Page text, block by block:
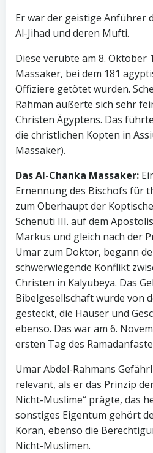
Er war der geistige
Al-Jihad und deren Mufti.
Diese verübte am 8. Oktober
Massaker, bei dem 181
Offiziere getötet wurden.
Rahman äußerte sich sehr
Christen Ägyptens. Das
die christlichen Kopten in
Massaker).
Das Al-Chanka Massaker:
Ernennung des Bischofs für
zum Oberhaupt der
Schenuti III. auf dem
Markus und gleich nach der
Umar zum Doktor, begann
schwerwiegende Konflikt
Christen in Kalyubeya. Das
Bibelgesellschaft wurde von
gesteckt, die Häuser und
ebenso. Das war am 6.
ersten Tag des
Umar Abdel-Rahmans
relevant, als er das Prinzip
Nicht-Muslime“ prägte, das
sonstiges Eigentum gehört
Koran, ebenso die
Nicht-Muslimen.